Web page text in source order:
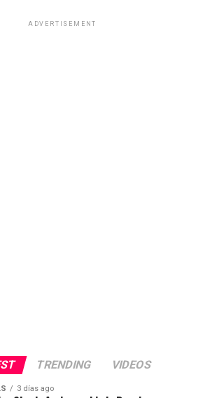
ADVERTISEMENT
TRENDING VIDEOS
3 días ago